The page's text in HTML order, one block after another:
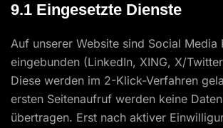
9.1 Eingesetzte Dienste
Auf unserer Website sind Social Media
eingebunden (LinkedIn, XING, X/
Diese werden im 2-Klick-Verfahren
ersten Seitenaufruf werden keine
übertragen. Erst nach aktiver